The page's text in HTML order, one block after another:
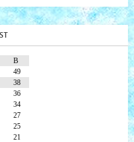
B
49
38
36
34
27
25
21